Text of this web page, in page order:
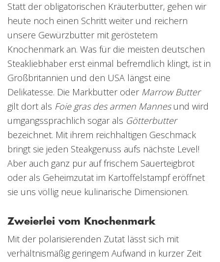
Statt der obligatorischen Kräuterbutter, gehen wir
heute noch einen Schritt weiter und reichern
unsere Gewürzbutter mit geröstetem
Knochenmark an. Was für die meisten deutschen
Steakliebhaber erst einmal befremdlich klingt, ist in
Großbritannien und den USA längst eine
Delikatesse. Die Markbutter oder Marrow Butter
gilt dort als Foie gras des armen Mannesund wird
umgangssprachlich sogar als Götterbutter
bezeichnet. Mit ihrem reichhaltigen Geschmack
bringt sie jeden Steakgenuss aufs nächste Level!
Aber auch ganz pur auf frischem Sauerteigbrot
oder als Geheimzutat im Kartoffelstampf eröffnet
sie uns völlig neue kulinarische Dimensionen.
Zweierlei vom Knochenmark
Mit der polarisierenden Zutat lässt sich mit
verhältnismäßig geringem Aufwand in kurzer Zeit